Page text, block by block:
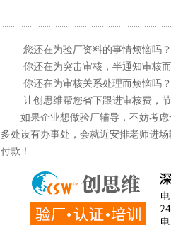
您还在为验厂资料的事情烦恼吗？
你还在为突击审核，半通知审核而
你还在为审核关系处理而烦恼吗？
让创思维帮您省下跟进审核费，节
如果企业想做验厂辅导，不妨考虑
多处设有办事处，会就近安排老师进
付款！